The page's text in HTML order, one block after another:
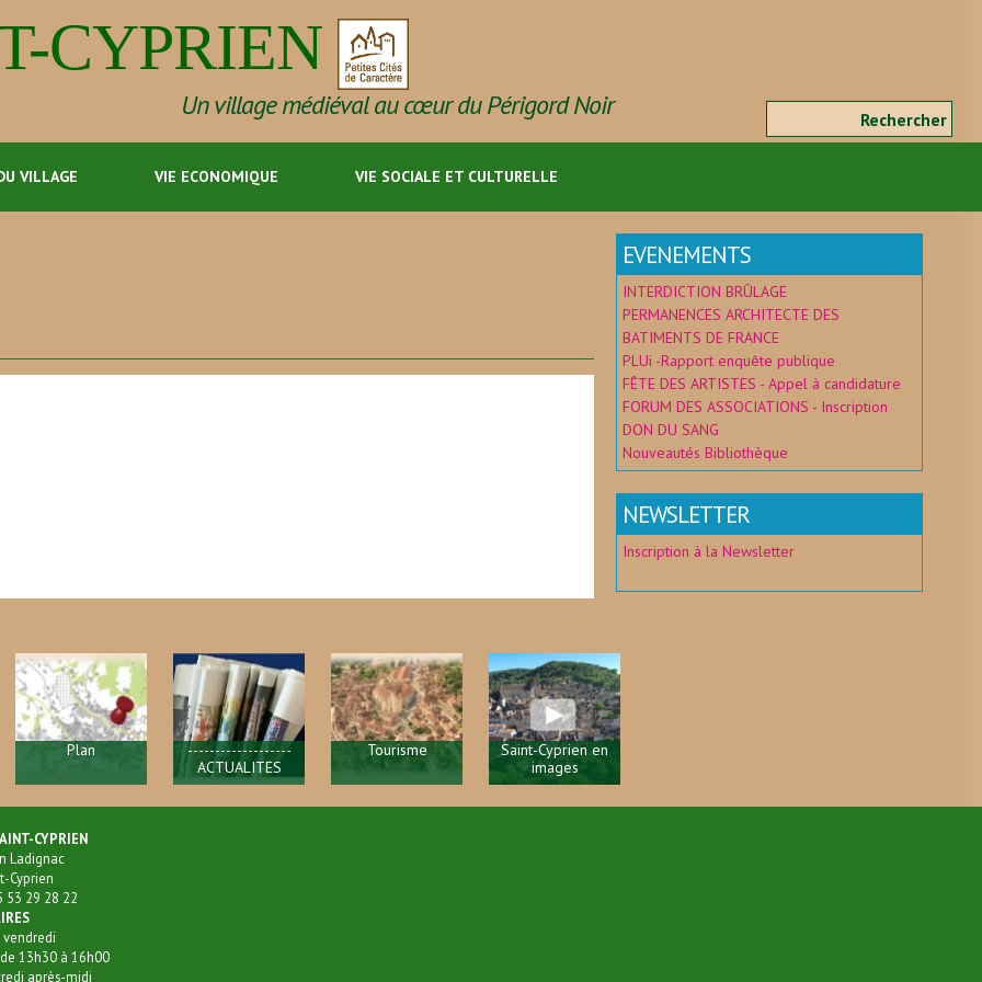
CYPRIEN
Un village médiéval au cœur du Périgord Noir
Formulaire de
recherche
VILLAGE VIE ECONOMIQUE VIE SOCIALE ET CULTURELLE
EVENEMENTS
INTERDICTION BRÛLAGE
PERMANENCES ARCHITECTE DES
BATIMENTS DE FRANCE
PLUi -Rapport enquête publique
FÊTE DES ARTISTES - Appel à candidature
FORUM DES ASSOCIATIONS - Inscription
DON DU SANG
Nouveautés Bibliothèque
NEWSLETTER
Inscription à la Newsletter
Plan
-------------------
ACTUALITES
Tourisme
Saint-Cyprien en
images
28 22
à 16h00
midi